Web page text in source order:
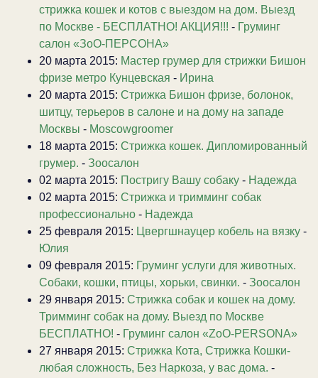
стрижка кошек и котов с выездом на дом. Выезд
по Москве - БЕСПЛАТНО! АКЦИЯ!!! - Груминг
салон «ЗоО-ПЕРСОНА»
20 марта 2015: Мастер грумер для стрижки Бишон
фризе метро Кунцевская - Ирина
20 марта 2015: Стрижка Бишон фризе, болонок,
шитцу, терьеров в салоне и на дому на западе
Москвы - Moscowgroomer
18 марта 2015: Стрижка кошек. Дипломированный
грумер. - Зоосалон
02 марта 2015: Постригу Вашу собаку - Надежда
02 марта 2015: Стрижка и тримминг собак
профессионально - Надежда
25 февраля 2015: Цвергшнауцер кобель на вязку -
Юлия
09 февраля 2015: Груминг услуги для животных.
Собаки, кошки, птицы, хорьки, свинки. - Зоосалон
29 января 2015: Стрижка собак и кошек на дому.
Тримминг собак на дому. Выезд по Москве
БЕСПЛАТНО! - Груминг салон «ZoO-PERSONA»
27 января 2015: Стрижка Кота, Стрижка Кошки-
любая сложность, Без Наркоза, у вас дома. -